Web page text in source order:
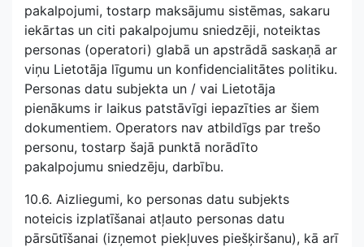
pakalpojumi, tostarp maksājumu sistēmas, sakaru
iekārtas un citi pakalpojumu sniedzēji, noteiktas
personas (operatori) glabā un apstrādā saskaņā ar
viņu Lietotāja līgumu un konfidencialitātes politiku.
Personas datu subjekta un / vai Lietotāja
pienākums ir laikus patstāvīgi iepazīties ar šiem
dokumentiem. Operators nav atbildīgs par trešo
personu, tostarp šajā punktā norādīto
pakalpojumu sniedzēju, darbību.
10.6. Aizliegumi, ko personas datu subjekts
noteicis izplatīšanai atļauto personas datu
pārsūtīšanai (izņemot piekļuves piešķiršanu), kā arī